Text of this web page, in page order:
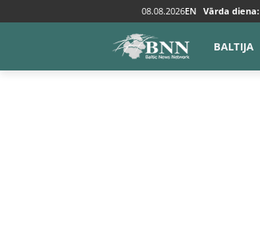
08.08.2026EN Vārda diena:
BALTIJA
Tags Tuapse